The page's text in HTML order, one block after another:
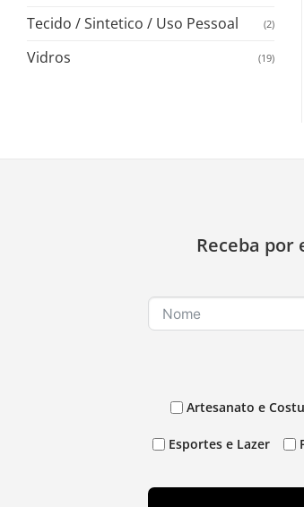
Tecido / Sintetico / Uso Pessoal (2)
Vidros (19)
Receba
Artesanato e
Esportes e Lazer